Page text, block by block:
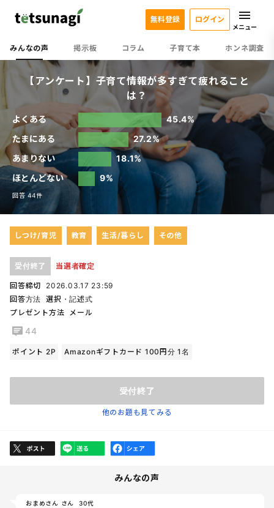
みんなの声 掲示板 コラム 子育て本 ホンネ調査
無料登録 ログイン
メニュー
【アンケート】子育て情報が多すぎて疲れること
は？
よくある
45.4%
たまにある
27.2%
あまりない
18.1%
ほとんどない
9%
回答 44件
しつけ/育児 教育 生活/暮らし その他
受付終了 当選者確定
回答締切
2026.03.17 23:59
回答方法 選択・記述式
プレゼント方法
メール
44
ポイント 2P Amazonギフトカード 100円分 1名
受付終了
他のお題も見てみる
みんなの声
おまめさん さん
30代